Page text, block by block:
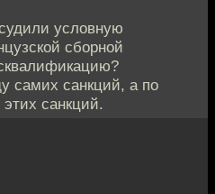
условную
сборной
самих санкций, а по
санкций.